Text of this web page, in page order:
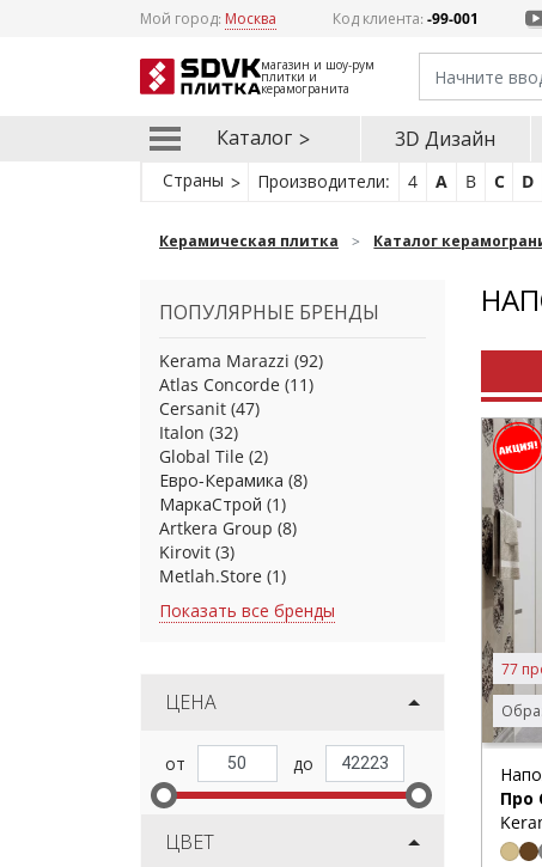
Мой город: Москва Код клиента: -99-001
магазин и шоу-рум
плитки и
керамогранита
Каталог 3D Дизайн
Страны Производители: 4 A B C D
Керамическая плитка Каталог
ПОПУЛЯРНЫЕ БРЕНДЫ
Kerama Marazzi (92)
Atlas Concorde (11)
Cersanit (47)
Italon (32)
Global Tile (2)
Евро-Керамика (8)
МаркаСтрой (1)
Artkera Group (8)
Kirovit (3)
Metlah.Store (1)
Показать все бренды
ЦЕНА
ЦВЕТ
77
Про